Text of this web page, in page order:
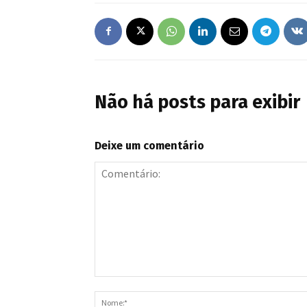
Não há posts para exibir
Deixe um comentário